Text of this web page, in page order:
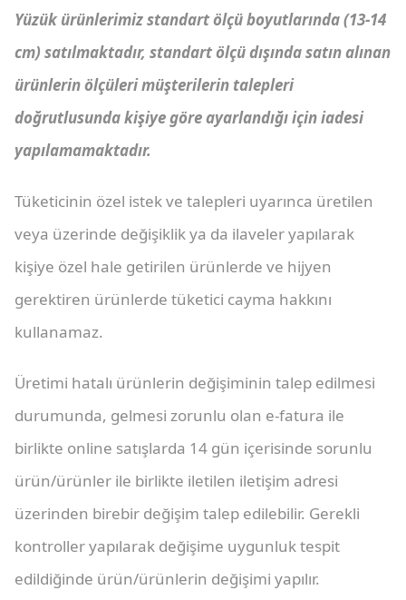
Yüzük ürünlerimiz standart ölçü boyutlarında (13-14
cm) satılmaktadır, standart ölçü dışında satın alınan
ürünlerin ölçüleri müşterilerin talepleri
doğrutlusunda kişiye göre ayarlandığı için iadesi
yapılamamaktadır.
Tüketicinin özel istek ve talepleri uyarınca üretilen
veya üzerinde değişiklik ya da ilaveler yapılarak
kişiye özel hale getirilen ürünlerde ve hijyen
gerektiren ürünlerde tüketici cayma hakkını
kullanamaz.
Üretimi hatalı ürünlerin değişiminin talep edilmesi
durumunda, gelmesi zorunlu olan e-fatura ile
birlikte online satışlarda 14 gün içerisinde sorunlu
ürün/ürünler ile birlikte iletilen iletişim adresi
üzerinden birebir değişim talep edilebilir. Gerekli
kontroller yapılarak değişime uygunluk tespit
edildiğinde ürün/ürünlerin değişimi yapılır.